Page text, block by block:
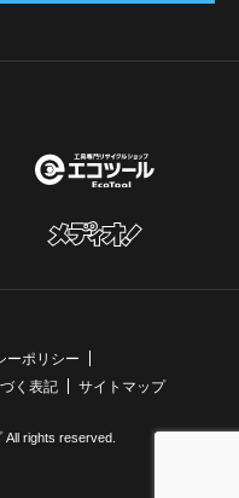
ことができます。こ
たします。
ーポリシー
く表記
サイトマップ
rights reserved.